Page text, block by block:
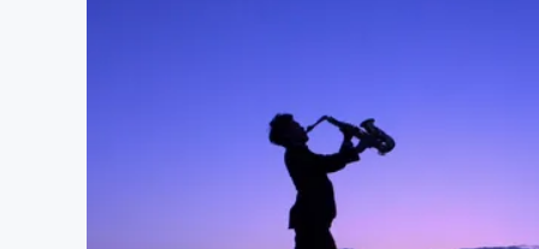
映像・映画
ビジネス・起業